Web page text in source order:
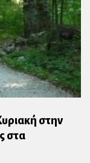
στην
στα